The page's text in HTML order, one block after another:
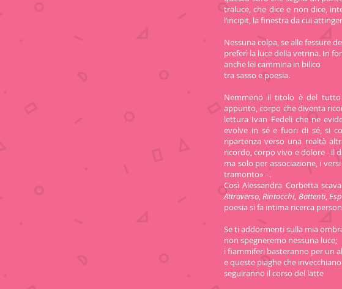
traluce, che dice e non dice,
l’incipit, la finestra da cui
Nessuna colpa, se alle fessure
preferì la luce della vetrina. In
anche lei cammina in bilico
tra sasso e poesia.
Nemmeno il titolo è del tutto
appunto, corpo che diventa
lettura Ivan Fedeli che ne
evolve in sé e fuori di sé, si
ripartenza verso una realtà
ricordo, corpo vivo e dolore - il
ma solo per associazione, i
tramonto» –.
Così Alessandra Corbetta
Attraverso,Rintocchi, Battenti,
poesia si fa intima ricerca
Se ti addormenti sulla mia
non spegneremo nessuna luce;
i fiammiferi basteranno per un
e queste piaghe che
seguiranno il corso del latte